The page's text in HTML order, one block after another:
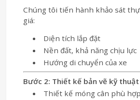
Chúng tôi tiến hành khảo sát
giá:
Diện tích lắp đặt
Nền đất, khả năng chịu lực
Hướng di chuyển của xe
Bước 2: Thiết kế bản vẽ kỹ thuật
Thiết kế móng cân phù hợp